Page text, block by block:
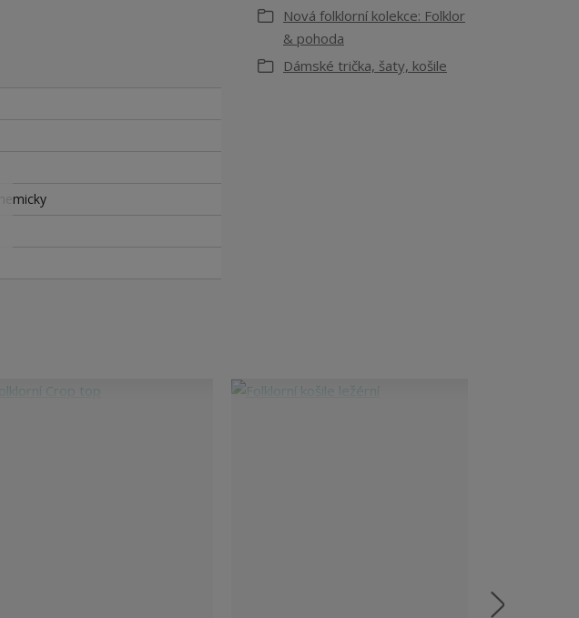
Nová folklorní kolekce: Folklor
& pohoda
Dámské trička, šaty, košile